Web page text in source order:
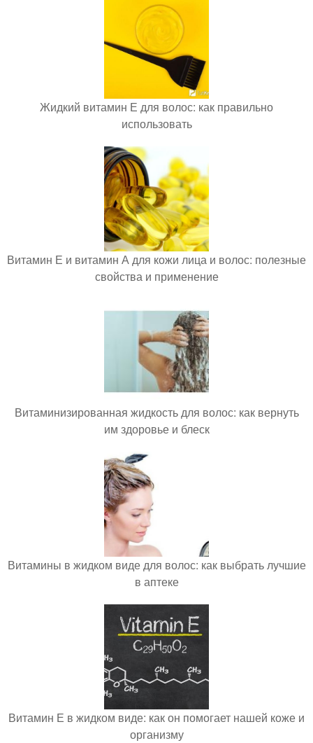
Жидкий витамин Е для волос: как правильно
использовать
Витамин Е и витамин А для кожи лица и волос: полезные
свойства и применение
Витаминизированная жидкость для волос: как вернуть
им здоровье и блеск
Витамины в жидком виде для волос: как выбрать лучшие
в аптеке
Витамин Е в жидком виде: как он помогает нашей коже и
организму